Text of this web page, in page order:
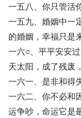
一五八、你只管活
一五九、婚姻中一
的婚姻，幸福只是
一六○、平平安安
天太阳，成了残废
一六一、是非和得
一六二、你不必和
运争吵，命运它是